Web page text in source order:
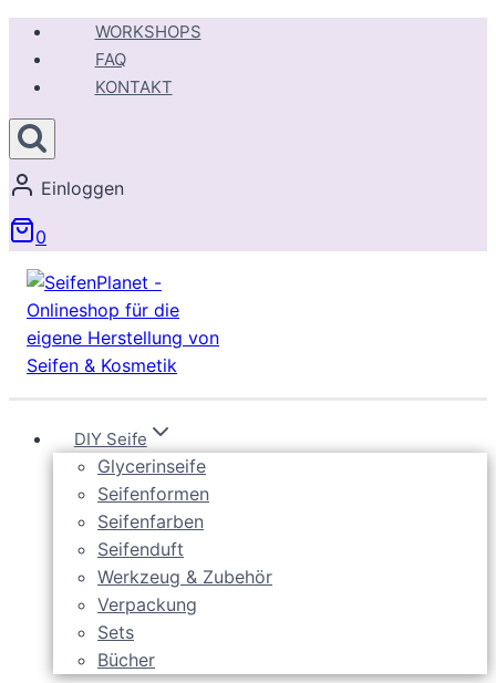
Zum
Inhalt
springen
WORKSHOPS
FAQ
KONTAKT
Einloggen
0
DIY Seife
Glycerinseife
Seifenformen
Seifenfarben
Seifenduft
Werkzeug & Zubehör
Verpackung
Sets
Bücher